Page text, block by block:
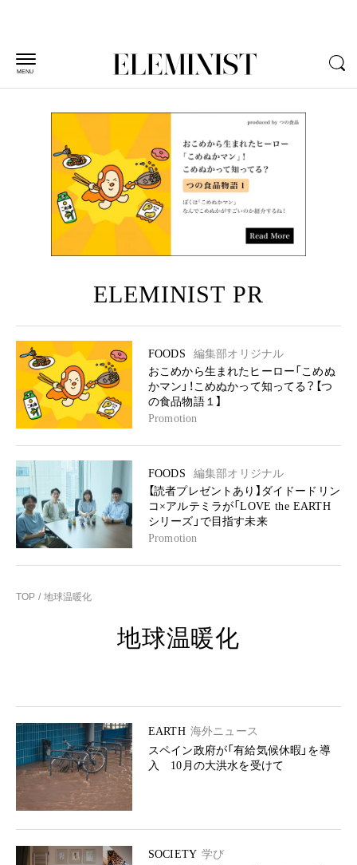
MENU
ELEMINIST PR
FOODS
編集部オリジナル
おこめから生まれたヒーロー「こめぬ
かマン」！こめぬかって知ってる？【つ
の食品物語１】
Promotion
FOODS
編集部オリジナル
【読者プレゼントあり】ダイドードリン
コ×アルテミラが「LOVE the EARTH
シリーズ」で目指す未来
Promotion
TOP 地球温暖化
地球温暖化
EARTH 海外ニュース
スペイン政府が「有給気候休暇」を導
入 10月の大洪水を受けて
SOCIETY 学び